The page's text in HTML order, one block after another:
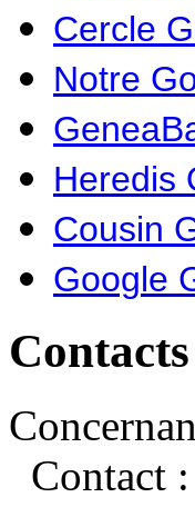
Cercle
Notre
Heredis
Cousin
Google
Contacts
Contact :